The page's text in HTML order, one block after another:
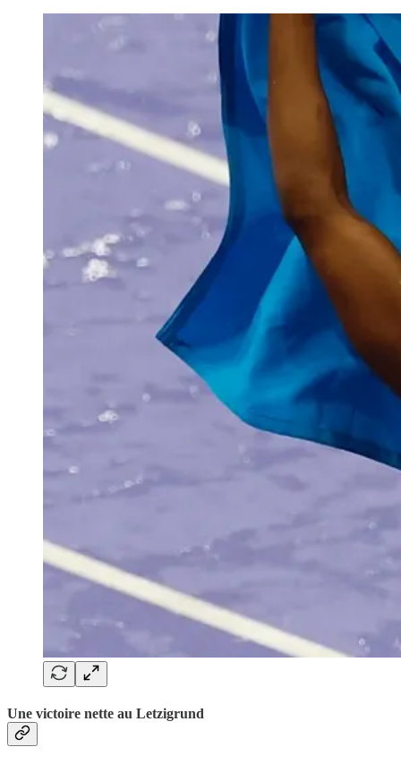
Une victoire nette au Letzigrund